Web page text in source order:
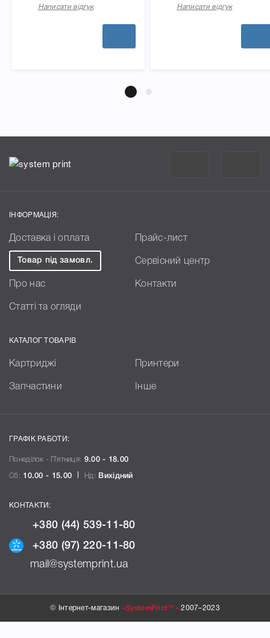
Написати відгук Написати відгук
ІНФОРМАЦІЯ:
Доставка і оплата Прайс-лист
Товар під замовл. Сервісний центр
Про нас Контакти
Статті та огляди
КАТАЛОГ ТОВАРІВ
Картриджі Принтери
Запчастини Інше
ГРАФІК РАБОТИ:
Понеділок - П`ятниця: 9.00 - 18.00
Сб: 10.00 - 15.00 Нд: Вихідний
КОНТАКТИ:
+380 (44) 539-11-80
+380 (97) 220-11-80
mail@systemprint.ua
© Інтернет-магазин «SystemPrint™» 2007–2023